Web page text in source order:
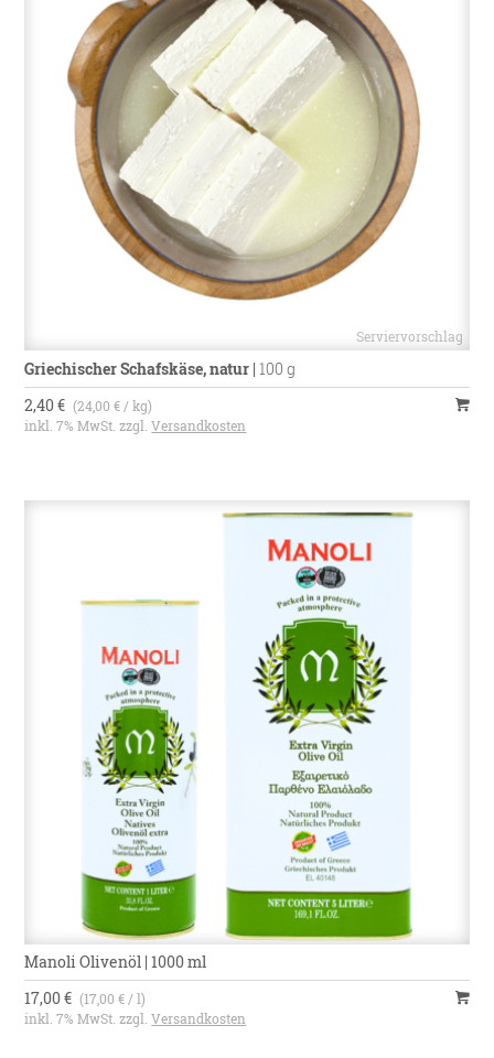
Griechischer Schafskäse, natur |100 g
2,40 € (24,00 € / kg)
inkl. 7% MwSt. zzgl.Versandkosten
Manoli Olivenöl | 1000 ml
17,00 € (17,00 € / l)
inkl. 7% MwSt. zzgl.Versandkosten